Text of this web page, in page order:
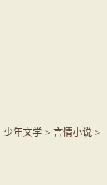
少年文学 > 言情小说 >